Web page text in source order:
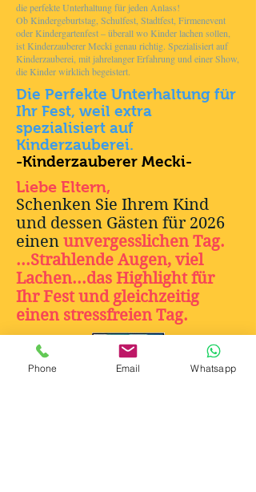
die perfekte Unterhaltung für jeden Anlass!
Ob Kindergeburtstag, Schulfest, Stadtfest, Firmenevent
oder Kindergartenfest – überall wo Kinder lachen sollen,
ist Kinderzauberer Mecki genau richtig. Spezialisiert auf
Kinderzauberei, mit jahrelanger Erfahrung und einer Show,
die Kinder wirklich begeistert.
Die Perfekte Unterhaltung für
Ihr Fest, weil extra
spezialisiert auf
Kinderzauberei.
-Kinderzauberer Mecki-
Liebe Eltern,
Schenken Sie Ihrem Kind
und dessen Gästen für 2026
einen unvergesslichen Tag.
...Strahlende Augen, viel
Lachen...das Highlight für
Ihr Fest und gleichzeitig
einen stressfreien Tag.
Phone Email Whatsapp